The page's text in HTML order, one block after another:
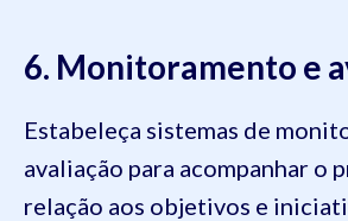
6. Monitoramento e
Estabeleça sistemas de
avaliação para acompanhar o
relação aos objetivos e